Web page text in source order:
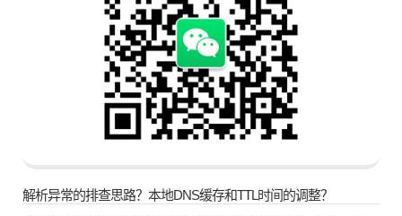
解析异常的排查思路？本地DNS缓存和TTL时间的调整？